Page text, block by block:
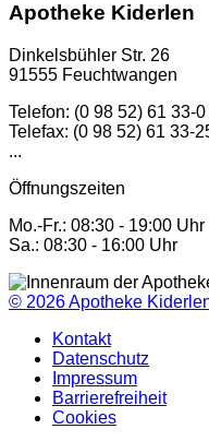
Apotheke Kiderlen
Dinkelsbühler Str. 26
91555 Feuchtwangen
Telefon: (0 98 52) 61 33-0
Telefax: (0 98 52) 61 33-
...
Öffnungszeiten
Mo.-Fr.: 08:30 - 19:00 Uhr
Sa.: 08:30 - 16:00 Uhr
© 2026Apotheke
Kontakt
Datenschutz
Impressum
Barrierefreiheit
Cookies